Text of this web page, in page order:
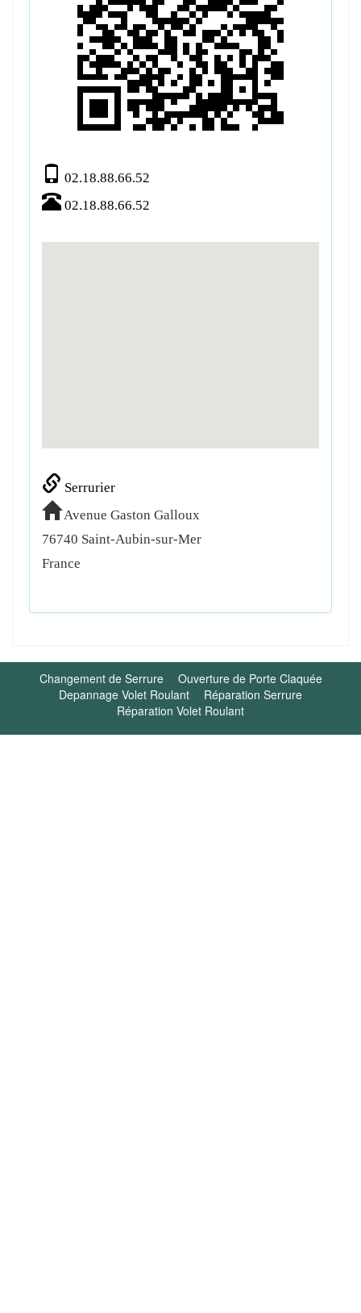
02.18.88.66.52
02.18.88.66.52
Serrurier
Avenue Gaston Galloux
76740 Saint-Aubin-sur-Mer
France
Changement de Serrure
Ouverture de Porte Claquée
Depannage Volet Roulant
Réparation Serrure
Réparation Volet Roulant